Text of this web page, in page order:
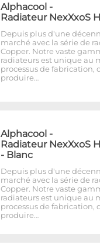
Alphacool -
Radiateur NexXxoS
Depuis plus d'une
marché avec la série de
Copper. Notre vaste
radiateurs est unique au
processus de fabrication,
produire…
Alphacool -
Radiateur NexXxoS
- Blanc
Depuis plus d'une
marché avec la série de
Copper. Notre vaste
radiateurs est unique au
processus de fabrication,
produire…